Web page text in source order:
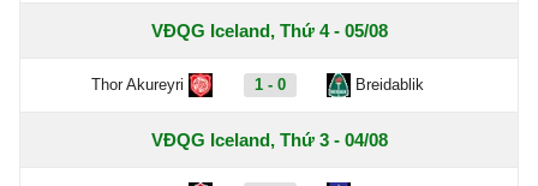
VĐQG Iceland, Thứ 4 - 05/08
Thor Akureyri 1 - 0 Breidablik
VĐQG Iceland, Thứ 3 - 04/08